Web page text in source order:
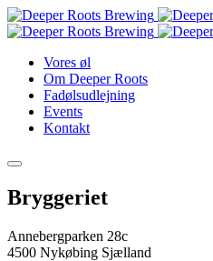
Vores øl
Om Deeper Roots
Fadølsudlejning
Events
Kontakt
Bryggeriet
Annebergparken 28c
4500 Nykøbing Sjælland